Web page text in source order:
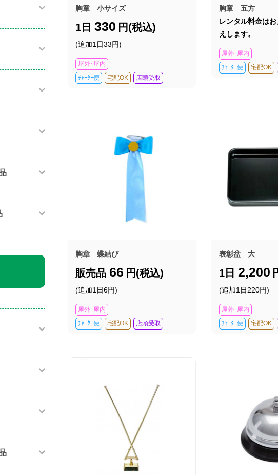
胸章 小サイズ
1日 330 円(税込)
(追加1日33円)
屋外･屋内
ﾁｬｰﾀｰ便
宅配OK 店頭受取
胸章 五方
レンタル料金は
えします。
屋外･屋内
ﾁｬｰﾀｰ便
宅配OK
胸章 蝶結び
販売品 66 円(税込)
(追加1日6円)
屋外･屋内
ﾁｬｰﾀｰ便
宅配OK 店頭受取
表彰盆 大
1日2,200
(追加1日220円)
屋外･屋内
ﾁｬｰﾀｰ便
宅配OK